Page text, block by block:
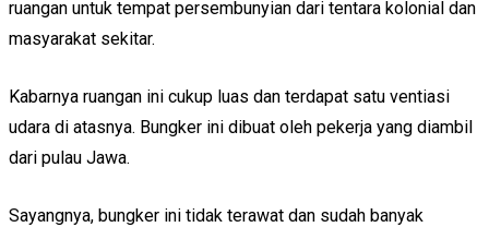
ruangan untuk tempat persembunyian dari tentara kolonial dan
masyarakat sekitar.
Kabarnya ruangan ini cukup luas dan terdapat satu ventiasi
udara di atasnya. Bungker ini dibuat oleh pekerja yang diambil
dari pulau Jawa.
Sayangnya, bungker ini tidak terawat dan sudah banyak